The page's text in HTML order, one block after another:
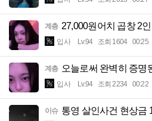
계층 27,000원어치 곱창 2
입사 Lv.94 조회 1604 00:25
계층 오늘로써 완벽히 증명
입사 Lv.94 조회 2234 00:22
이슈 통영 살인사건 현상금